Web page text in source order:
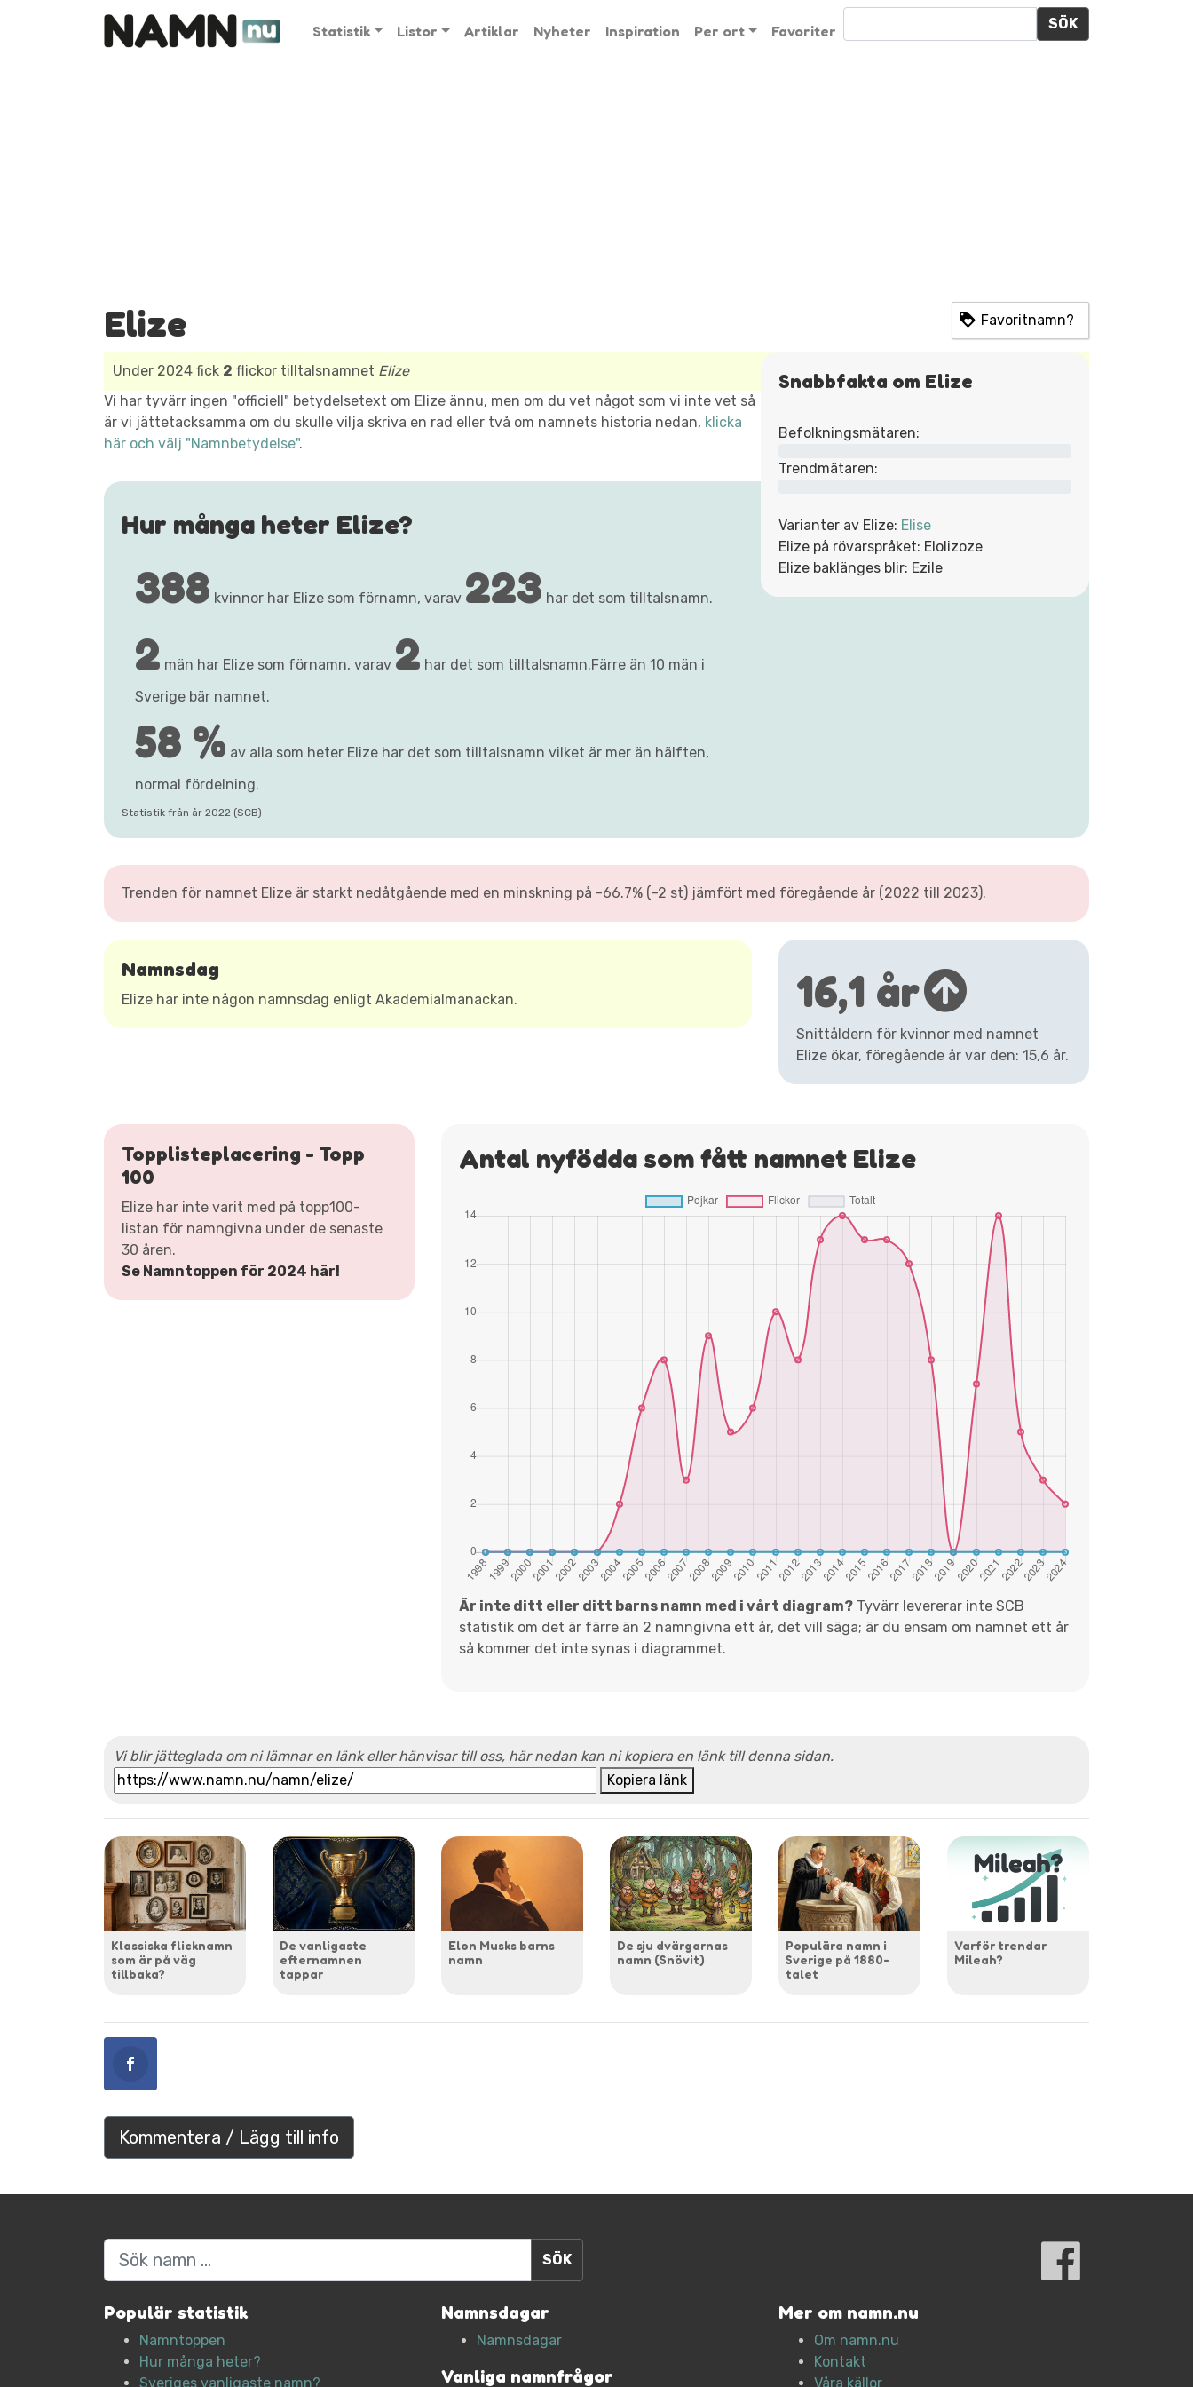
Statistik Listor Artiklar Nyheter Inspiration Per ort Favoriter SÖK
Elize Favoritnamn?
Snabbfakta om Elize
Befolkningsmätaren:
Trendmätaren:
Varianter av Elize: Elise
Elize på rövarspråket: Elolizoze
Elize baklänges blir: Ezile
Under 2024 fick 2 flickor tilltalsnamnet Elize
Vi har tyvärr ingen "officiell" betydelsetext om Elize ännu, men om du vet något som vi inte vet så
är vi jättetacksamma om du skulle vilja skriva en rad eller två om namnets historia nedan, klicka
här och välj "Namnbetydelse".
Hur många heter Elize?
388 kvinnor har Elize som förnamn, varav 223 har det som tilltalsnamn.
2 män har Elize som förnamn, varav 2 har det som tilltalsnamn.Färre än 10 män i
Sverige bär namnet.
58 % av alla som heter Elize har det som tilltalsnamn vilket är mer än hälften,
normal fördelning.
Statistik från år 2022 (SCB)
Trenden för namnet Elize är starkt nedåtgående med en minskning på -66.7% (-2 st) jämfört med föregående år (2022 till 2023).
Namnsdag
Elize har inte någon namnsdag enligt Akademialmanackan. 16,1 år
Snittåldern för kvinnor med namnet
Elize ökar, föregående år var den: 15,6 år.
Topplisteplacering - Topp
100
Elize har inte varit med på topp100-
listan för namngivna under de senaste
30 åren.
Se Namntoppen för 2024 här!
Antal nyfödda som fått namnet Elize
Är inte ditt eller ditt barns namn med i vårt diagram?Tyvärr levererar inte SCB
statistik om det är färre än 2 namngivna ett år, det vill säga; är du ensam om namnet ett år
så kommer det inte synas i diagrammet.
Vi blir jätteglada om ni lämnar en länk eller hänvisar till oss, här nedan kan ni kopiera en länk till denna sidan.
Kopiera länk
Klassiska flicknamn
som är på väg
tillbaka?
De vanligaste
efternamnen
tappar
Elon Musks barns
namn
De sju dvärgarnas
namn (Snövit)
Populära namn i
Sverige på 1880-
talet
Varför trendar
Mileah?
Kommentera / Lägg till info
Sök
Populär statistik
Namntoppen
Hur många heter?
Sveriges vanligaste namn?
Namnsdagar
Namnsdagar
Vanliga namnfrågor
Mer om namn.nu
Om namn.nu
Kontakt
Våra källor